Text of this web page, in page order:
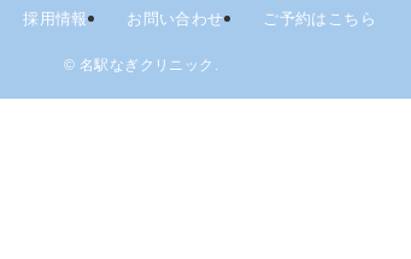
採用情報 お問い合わせ ご予約はこちら
© 名駅なぎクリニック.